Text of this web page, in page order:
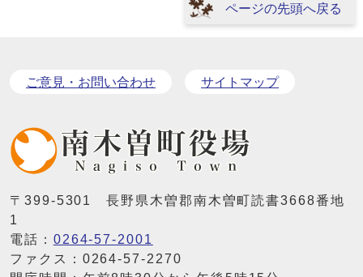
ページの先頭へ戻る
ご意見・お問い合わせ サイトマップ
〒399-5301 長野県木曽郡南木曽町読書3668番地
1
電話： 0264-57-2001
ファクス：0264-57-2270